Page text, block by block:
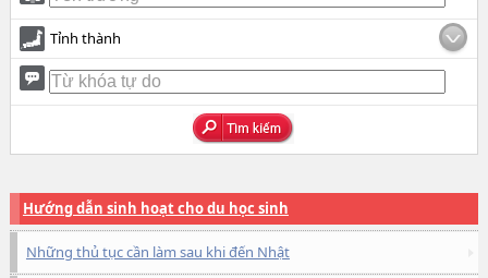
Tỉnh thành
Hướng dẫn sinh hoạt cho du học sinh
Những thủ tục cần làm sau khi đến Nhật